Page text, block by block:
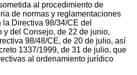
al procedimiento de
de normas y reglamentaciones
Directiva 98/34/CE del
y del Consejo, de 22 de junio,
98/48/CE, de 20 de julio, así
1337/1999, de 31 de julio, que
al ordenamiento jurídico